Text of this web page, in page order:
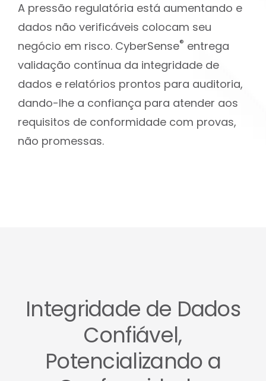
A pressão regulatória está aumentando e
dados não verificáveis colocam seu
negócio em risco. CyberSense® entrega
validação contínua da integridade de
dados e relatórios prontos para auditoria,
dando-lhe a confiança para atender aos
requisitos de conformidade com provas,
não promessas.
Integridade de Dados
Confiável,
Potencializando a